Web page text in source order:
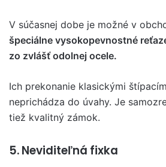
V súčasnej dobe je možné v
špeciálne vysokopevnostné
zo zvlášť odolnej ocele.
Ich prekonanie klasickými
neprichádza do úvahy. Je
tiež kvalitný zámok.
5. Neviditeľná fixka